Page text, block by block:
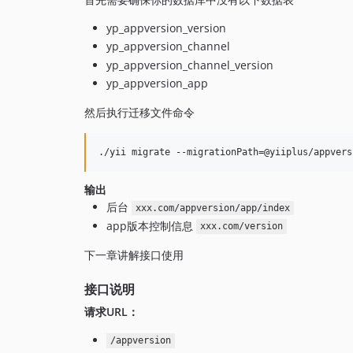
yp_appversion_version
yp_appversion_channel
yp_appversion_channel_version
yp_appversion_app
然后执行迁移文件命令
./yii migrate --migrationPath=@yiiplus/
输出
后台
xxx.com/appversion/app/index
app版本控制信息 xxx.com/version
下一章讲解接口使用
接口说明
请求URL：
/appversion